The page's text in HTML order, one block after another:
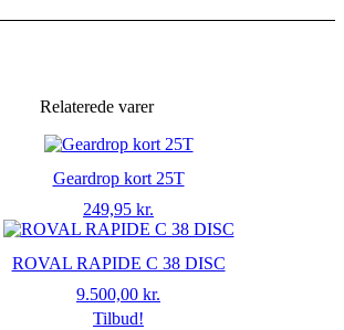
Relaterede varer
Geardrop kort 25T
249,95 kr.
ROVAL RAPIDE C 38 DISC
9.500,00 kr.
Tilbud!